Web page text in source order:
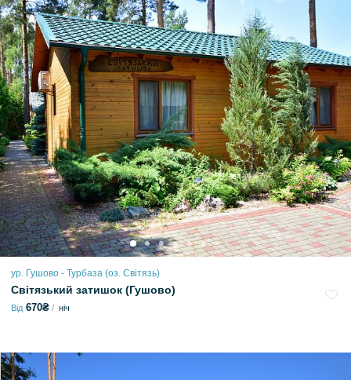
ур. Гушово - Турбаза (оз. Світязь)
Світязький затишок (Гушово)
Від 670₴ ніч